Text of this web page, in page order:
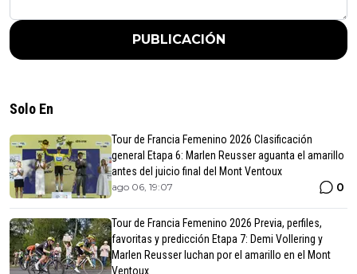
PUBLICACIÓN
Solo En
Tour de Francia Femenino 2026 Clasificación
general Etapa 6: Marlen Reusser aguanta el amarillo
antes del juicio final del Mont Ventoux
ago 06, 19:07 0
Tour de Francia Femenino 2026 Previa, perfiles,
favoritas y predicción Etapa 7: Demi Vollering y
Marlen Reusser luchan por el amarillo en el Mont
Ventoux